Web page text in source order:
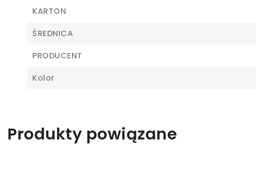
KARTON
ŚREDNICA
PRODUCENT
Kolor
Produkty powiązane
Aby